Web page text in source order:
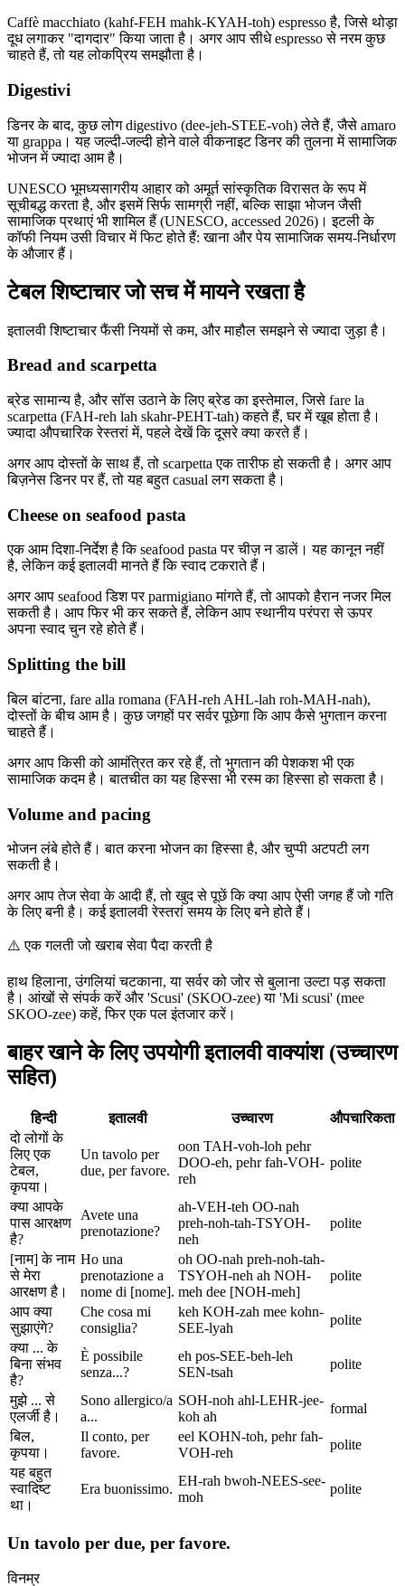
Caffè macchiato (kahf-FEH mahk-KYAH-toh) espresso है, जिसे थोड़ा
दूध लगाकर "दागदार" किया जाता है। अगर आप सीधे espresso से नरम कुछ
चाहते हैं, तो यह लोकप्रिय समझौता है।
Digestivi
डिनर के बाद, कुछ लोग digestivo (dee-jeh-STEE-voh) लेते हैं, जैसे amaro
या grappa। यह जल्दी-जल्दी होने वाले वीकनाइट डिनर की तुलना में सामाजिक
भोजन में ज्यादा आम है।
UNESCO भूमध्यसागरीय आहार को अमूर्त सांस्कृतिक विरासत के रूप में
सूचीबद्ध करता है, और इसमें सिर्फ सामग्री नहीं, बल्कि साझा भोजन जैसी
सामाजिक प्रथाएं भी शामिल हैं (UNESCO, accessed 2026)। इटली के
कॉफी नियम उसी विचार में फिट होते हैं: खाना और पेय सामाजिक समय-निर्धारण
के औजार हैं।
टेबल शिष्टाचार जो सच में मायने रखता है
इतालवी शिष्टाचार फैंसी नियमों से कम, और माहौल समझने से ज्यादा जुड़ा है।
Bread and scarpetta
ब्रेड सामान्य है, और सॉस उठाने के लिए ब्रेड का इस्तेमाल, जिसे fare la
scarpetta (FAH-reh lah skahr-PEHT-tah) कहते हैं, घर में खूब होता है।
ज्यादा औपचारिक रेस्तरां में, पहले देखें कि दूसरे क्या करते हैं।
अगर आप दोस्तों के साथ हैं, तो scarpetta एक तारीफ हो सकती है। अगर आप
बिज़नेस डिनर पर हैं, तो यह बहुत casual लग सकता है।
Cheese on seafood pasta
एक आम दिशा-निर्देश है कि seafood pasta पर चीज़ न डालें। यह कानून नहीं
है, लेकिन कई इतालवी मानते हैं कि स्वाद टकराते हैं।
अगर आप seafood डिश पर parmigiano मांगते हैं, तो आपको हैरान नजर मिल
सकती है। आप फिर भी कर सकते हैं, लेकिन आप स्थानीय परंपरा से ऊपर
अपना स्वाद चुन रहे होते हैं।
Splitting the bill
बिल बांटना, fare alla romana (FAH-reh AHL-lah roh-MAH-nah),
दोस्तों के बीच आम है। कुछ जगहों पर सर्वर पूछेगा कि आप कैसे भुगतान करना
चाहते हैं।
अगर आप किसी को आमंत्रित कर रहे हैं, तो भुगतान की पेशकश भी एक
सामाजिक कदम है। बातचीत का यह हिस्सा भी रस्म का हिस्सा हो सकता है।
Volume and pacing
भोजन लंबे होते हैं। बात करना भोजन का हिस्सा है, और चुप्पी अटपटी लग
सकती है।
अगर आप तेज सेवा के आदी हैं, तो खुद से पूछें कि क्या आप ऐसी जगह हैं जो गति
के लिए बनी है। कई इतालवी रेस्तरां समय के लिए बने होते हैं।
⚠️ एक गलती जो खराब सेवा पैदा करती है
हाथ हिलाना, उंगलियां चटकाना, या सर्वर को जोर से बुलाना उल्टा पड़ सकता
है। आंखों से संपर्क करें और 'Scusi' (SKOO-zee) या 'Mi scusi' (mee
SKOO-zee) कहें, फिर एक पल इंतजार करें।
बाहर खाने के लिए उपयोगी इतालवी वाक्यांश (उच्चारण
सहित)
हिन्दी इतालवी उच्चारण
औपचारिकता
दो लोगों के
लिए एक
टेबल,
कृपया।
Un tavolo per
due, per favore.
oon TAH-voh-loh pehr
DOO-eh, pehr fah-VOH-
reh
polite
क्या आपके
पास आरक्षण
है?
Avete una
prenotazione?
ah-VEH-teh OO-nah
preh-noh-tah-TSYOH-
neh
polite
[नाम] के नाम
से मेरा
आरक्षण है।
Ho una
prenotazione a
nome di [nome].
oh OO-nah preh-noh-tah-
TSYOH-neh ah NOH-
meh dee [NOH-meh]
polite
आप क्या
सुझाएंगे?
Che cosa mi
consiglia?
keh KOH-zah mee kohn-
SEE-lyah
polite
क्या ... के
बिना संभव
है?
È possibile
senza...?
eh pos-SEE-beh-leh
SEN-tsah
polite
मुझे ... से
एलर्जी है।
Sono allergico/a
a...
SOH-noh ahl-LEHR-jee-
koh ah
formal
बिल,
कृपया।
Il conto, per
favore.
eel KOHN-toh, pehr fah-
VOH-reh
polite
यह बहुत
स्वादिष्ट
था।
Era buonissimo.
EH-rah bwoh-NEES-see-
moh
polite
Un tavolo per due, per favore.
विनम्र